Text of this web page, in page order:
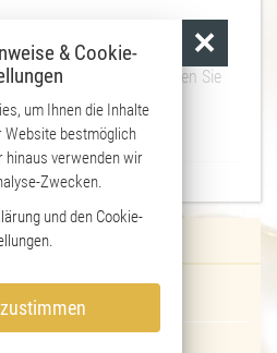
internen Bereich
oder rufen Sie
Informationen.
Übersicht//nächste Seite
& Cookie-
um Ihnen die Inhalte
Website bestmöglich
hinaus verwenden wir
Zwecken.
und den Cookie-
.